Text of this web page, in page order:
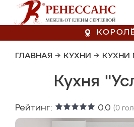
ГЛАВНАЯ → КУХНИ → КУХНИ
Кухня
Рейтинг: 0.0 (0